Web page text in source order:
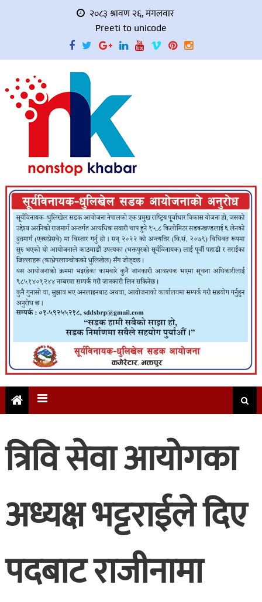
२०८३ श्रावण २६, मंगलवार
Preeti to unicode
त्रिवि सेवा आयोगका
अध्यक्ष भट्टराईले दिए
पदबाट राजीनामा